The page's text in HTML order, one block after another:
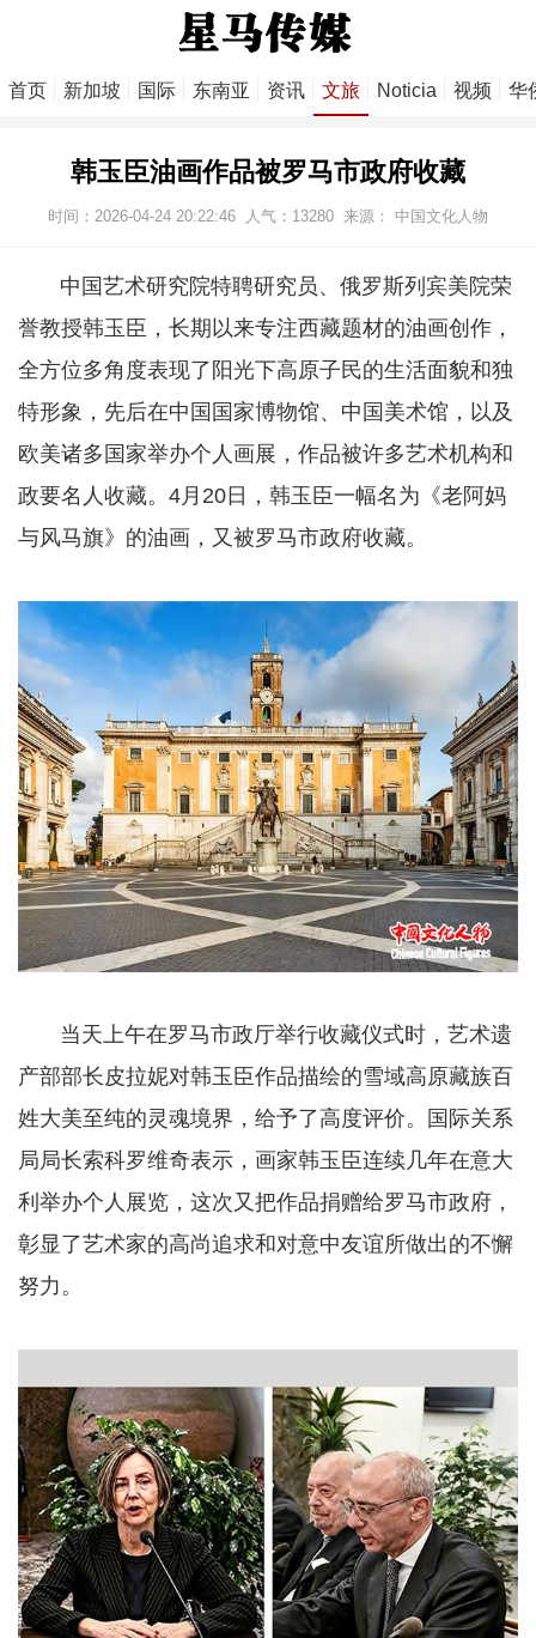
首页 新加坡 国际 东南亚 资讯 文旅 Noticia 视频 华
韩玉臣油画作品被罗马市政府收藏
时间：2026-04-24 20:22:46 人气： 13280 来源： 中国文化人物
中国艺术研究院特聘研究员、俄罗斯列宾美院荣
誉教授韩玉臣，长期以来专注西藏题材的油画创作，
全方位多角度表现了阳光下高原子民的生活面貌和独
特形象，先后在中国国家博物馆、中国美术馆，以及
欧美诸多国家举办个人画展，作品被许多艺术机构和
政要名人收藏。4月20日，韩玉臣一幅名为《老阿妈
与风马旗》的油画，又被罗马市政府收藏。
当天上午在罗马市政厅举行收藏仪式时，艺术遗
产部部长皮拉妮对韩玉臣作品描绘的雪域高原藏族百
姓大美至纯的灵魂境界，给予了高度评价。国际关系
局局长索科罗维奇表示，画家韩玉臣连续几年在意大
利举办个人展览，这次又把作品捐赠给罗马市政府，
彰显了艺术家的高尚追求和对意中友谊所做出的不懈
努力。